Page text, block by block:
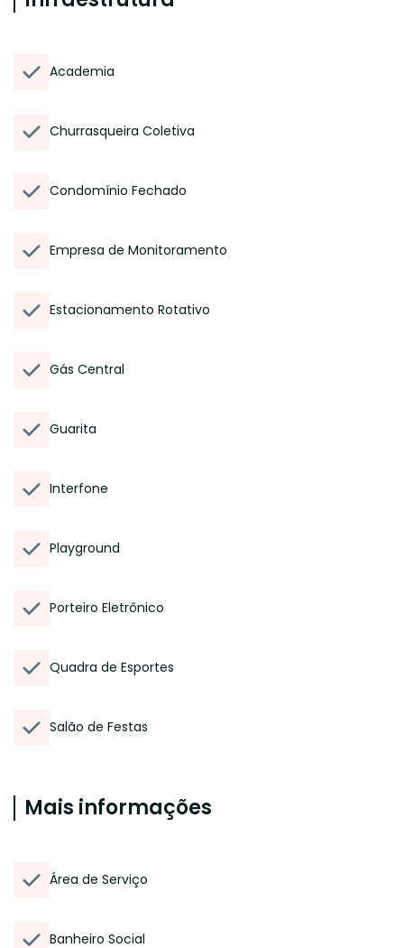
Academia
Churrasqueira Coletiva
Condomínio Fechado
Empresa de Monitoramento
Estacionamento Rotativo
Gás Central
Guarita
Interfone
Playground
Porteiro Eletrônico
Quadra de Esportes
Salão de Festas
Mais informações
Área de Serviço
Banheiro Social